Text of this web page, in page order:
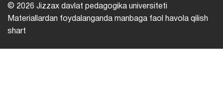
© 2026 Jizzax davlat pedagogika universiteti
Materiallardan foydalanganda manbaga faol havola qilish
shart